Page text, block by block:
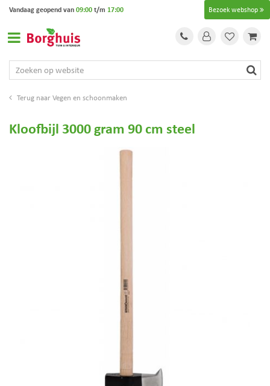
Vegen en schoonmaken
Bezoek webshop
Vandaag geopend van09:00t/m 17:00
Kloofbijl 3000 gram 90 cm steel